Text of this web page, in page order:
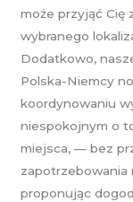
może przyjąć Cię
wybranego
Dodatkowo,
Polska-Niemcy
koordynowaniu
niespokojnym o
miejsca, — bez
zapotrzebowania
proponując